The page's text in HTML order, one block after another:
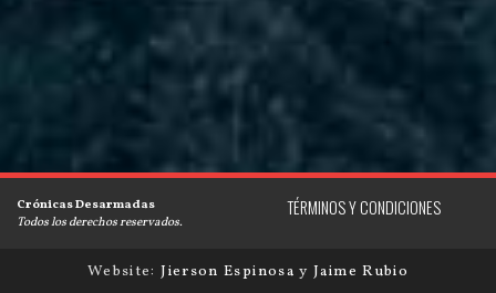
Crónicas Desarmadas
Todos los derechos reservados.
TÉRMINOS Y CONDICIONES
Website:Jierson EspinosayJaime Rubio